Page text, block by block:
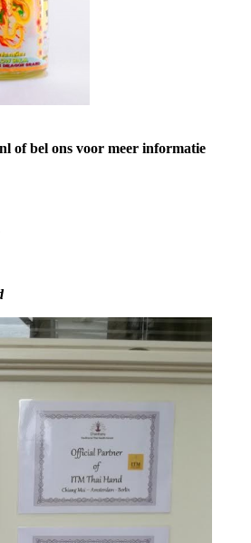
of bel ons voor meer informatie